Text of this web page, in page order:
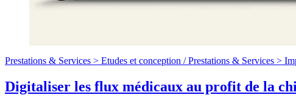
Prestations & Services > Etudes et conception /Prestations & Services >
Digitaliser les flux médicaux au profit de la